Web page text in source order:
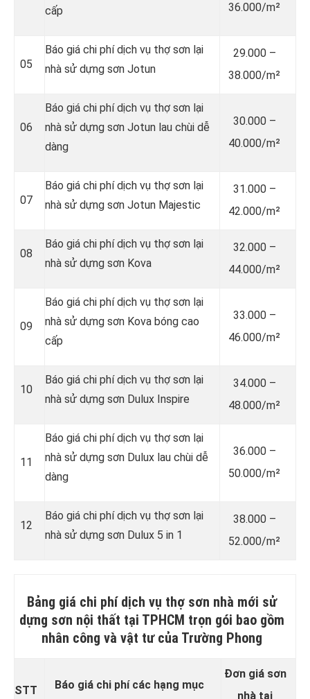
cấp
36.000/m²
05
Báo giá chi phí dịch vụ thợ sơn lại
nhà sử dựng sơn Jotun
29.000 –
38.000/m²
06
Báo giá chi phí dịch vụ thợ sơn lại
nhà sử dựng sơn Jotun lau chùi dễ
dàng
30.000 –
40.000/m²
07
Báo giá chi phí dịch vụ thợ sơn lại
nhà sử dựng sơn Jotun Majestic
31.000 –
42.000/m²
08
Báo giá chi phí dịch vụ thợ sơn lại
nhà sử dựng sơn Kova
32.000 –
44.000/m²
09
Báo giá chi phí dịch vụ thợ sơn lại
nhà sử dựng sơn Kova bóng cao
cấp
33.000 –
46.000/m²
10
Báo giá chi phí dịch vụ thợ sơn lại
nhà sử dựng sơn Dulux Inspire
34.000 –
48.000/m²
11
Báo giá chi phí dịch vụ thợ sơn lại
nhà sử dựng sơn Dulux lau chùi dễ
dàng
36.000 –
50.000/m²
12
Báo giá chi phí dịch vụ thợ sơn lại
nhà sử dựng sơn Dulux 5 in 1
38.000 –
52.000/m²
Bảng giá chi phí dịch vụ thợ sơn nhà mới sử
dựng sơn nội thất tại TPHCM trọn gói bao gồm
nhân công và vật tư của Trường Phong
STT Báo giá chi phí các hạng mục
Đơn giá sơn
nhà tại